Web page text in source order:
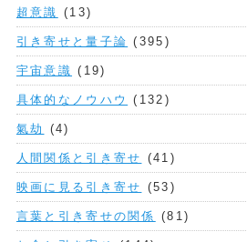
超意識 (13)
引き寄せと量子論 (395)
宇宙意識 (19)
具体的なノウハウ (132)
氣劫 (4)
人間関係と引き寄せ (41)
映画に見る引き寄せ (53)
言葉と引き寄せの関係 (81)